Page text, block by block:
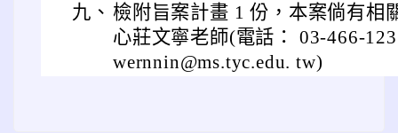
九、 檢附旨案計畫 1 份，本案倘有相
心莊文寧老師(電話： 03-466-
wernnin@ms.tyc.edu. tw)